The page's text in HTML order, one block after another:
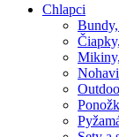
Chlapci